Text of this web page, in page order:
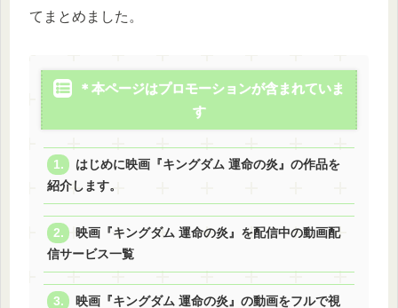
てまとめました。
＊本ページはプロモーションが含まれていま
す
はじめに映画『キングダム 運命の炎』の作品を
紹介します。
映画『キングダム 運命の炎』を配信中の動画配
信サービス一覧
映画『キングダム 運命の炎』の動画をフルで視